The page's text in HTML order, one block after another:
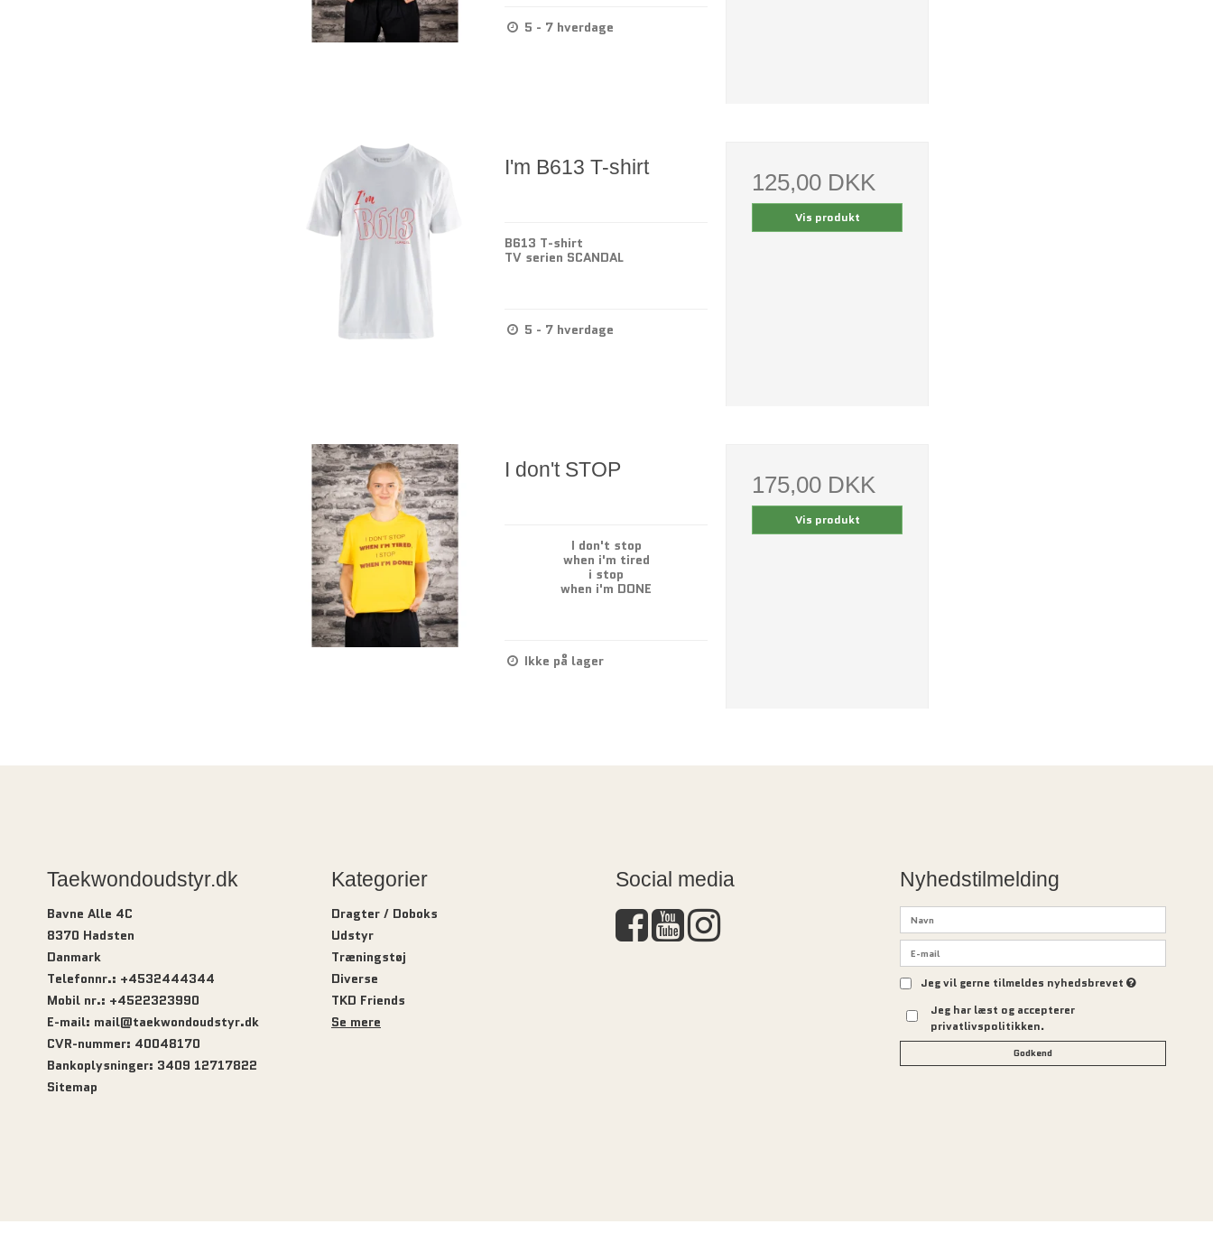
5 - 7 hverdage
I'm B613 T-shirt
B613 T-shirt
TV serien SCANDAL
5 - 7 hverdage
125,00 DKK
Vis produkt
I don't STOP
I don't stop
when i'm tired
i stop
when i'm DONE
Ikke på lager
175,00 DKK
Vis produkt
Taekwondoudstyr.dk
Bavne Alle 4C
8370 Hadsten
Danmark
Telefonnr.: +4532444344
Mobil nr.: +4522323990
E-mail: mail@taekwondoudstyr.dk
CVR-nummer: 40048170
Bankoplysninger: 3409 12717822
Sitemap
Kategorier
Dragter / Doboks
Udstyr
Træningstøj
Diverse
TKD Friends
Se mere
Social media Nyhedstilmelding
Jeg vil gerne tilmeldes nyhedsbrevet
Jeg har læst og accepterer
privatlivspolitikken.
Godkend